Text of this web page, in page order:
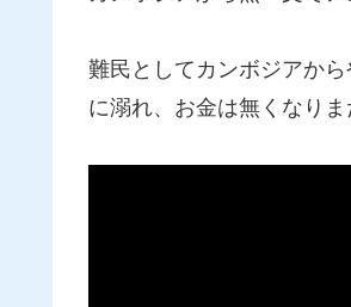
難民としてカンボジアか
に溺れ、お金は無くなり